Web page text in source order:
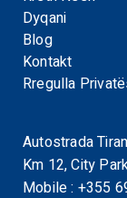
Dyqani
Blog
Kontakt
Rregulla
Autostrada
Km 12, City
Mobile : +355